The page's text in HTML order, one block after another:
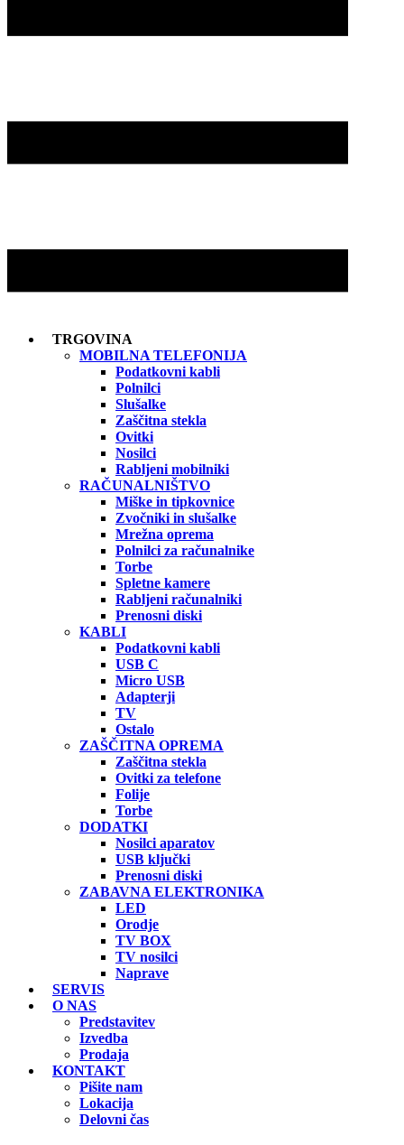
TRGOVINA
MOBILNA TELEFONIJA
Podatkovni kabli
Polnilci
Slušalke
Zaščitna stekla
Ovitki
Nosilci
Rabljeni mobilniki
RAČUNALNIŠTVO
Miške in tipkovnice
Zvočniki in slušalke
Mrežna oprema
Polnilci za računalnike
Torbe
Spletne kamere
Rabljeni računalniki
Prenosni diski
KABLI
Podatkovni kabli
USB C
Micro USB
Adapterji
TV
Ostalo
ZAŠČITNA OPREMA
Zaščitna stekla
Ovitki za telefone
Folije
Torbe
DODATKI
Nosilci aparatov
USB ključki
Prenosni diski
ZABAVNA ELEKTRONIKA
LED
Orodje
TV BOX
TV nosilci
Naprave
SERVIS
O NAS
Predstavitev
Izvedba
Prodaja
KONTAKT
Pišite nam
Lokacija
Delovni čas